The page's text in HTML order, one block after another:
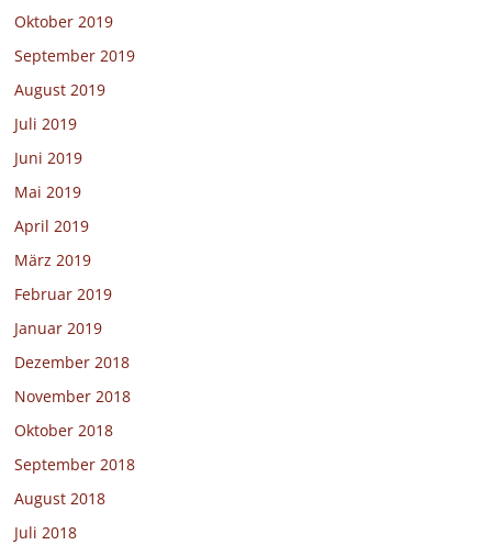
Oktober 2019
September 2019
August 2019
Juli 2019
Juni 2019
Mai 2019
April 2019
März 2019
Februar 2019
Januar 2019
Dezember 2018
November 2018
Oktober 2018
September 2018
August 2018
Juli 2018